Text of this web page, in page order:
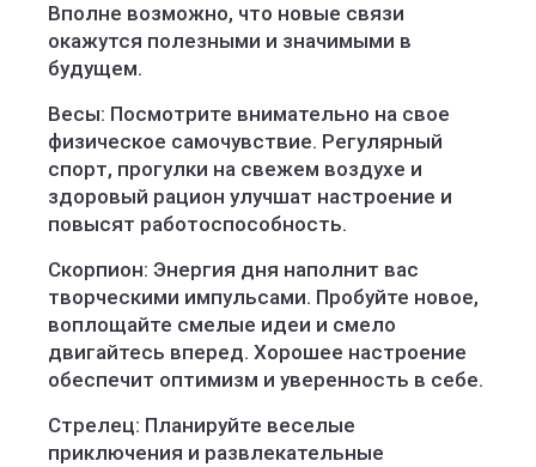
Вполне возможно, что новые связи
окажутся полезными и значимыми в
будущем.
Весы: Посмотрите внимательно на свое
физическое самочувствие. Регулярный
спорт, прогулки на свежем воздухе и
здоровый рацион улучшат настроение и
повысят работоспособность.
Скорпион: Энергия дня наполнит вас
творческими импульсами. Пробуйте новое,
воплощайте смелые идеи и смело
двигайтесь вперед. Хорошее настроение
обеспечит оптимизм и уверенность в себе.
Стрелец: Планируйте веселые
приключения и развлекательные